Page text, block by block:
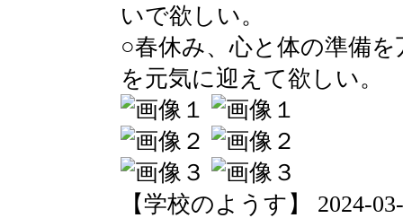
いで欲しい。
○春休み、心と体の準備
を元気に迎えて欲しい。
【学校のようす】 2024-